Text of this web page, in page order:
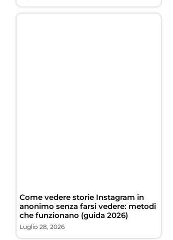
Come vedere storie Instagram in
anonimo senza farsi vedere: metodi
che funzionano (guida 2026)
Luglio 28, 2026